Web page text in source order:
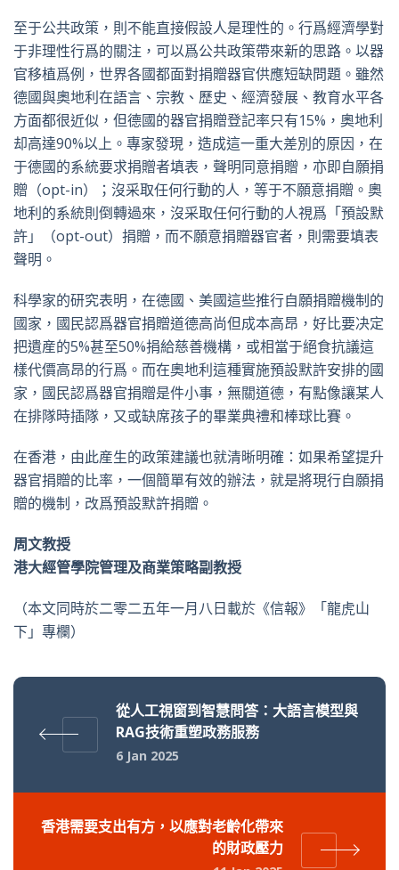
至于公共政策，則不能直接假設人是理性的。行爲經濟學對
于非理性行爲的關注，可以爲公共政策帶來新的思路。以器
官移植爲例，世界各國都面對捐贈器官供應短缺問題。雖然
德國與奧地利在語言、宗教、歷史、經濟發展、教育水平各
方面都很近似，但德國的器官捐贈登記率只有15%，奧地利
却高達90%以上。專家發現，造成這一重大差別的原因，在
于德國的系統要求捐贈者填表，聲明同意捐贈，亦即自願捐
贈（opt-in）；沒采取任何行動的人，等于不願意捐贈。奧
地利的系統則倒轉過來，沒采取任何行動的人視爲「預設默
許」（opt-out）捐贈，而不願意捐贈器官者，則需要填表
聲明。
科學家的研究表明，在德國、美國這些推行自願捐贈機制的
國家，國民認爲器官捐贈道德高尚但成本高昂，好比要决定
把遺産的5%甚至50%捐給慈善機構，或相當于絕食抗議這
樣代價高昂的行爲。而在奧地利這種實施預設默許安排的國
家，國民認爲器官捐贈是件小事，無關道德，有點像讓某人
在排隊時插隊，又或缺席孩子的畢業典禮和棒球比賽。
在香港，由此産生的政策建議也就清晰明確：如果希望提升
器官捐贈的比率，一個簡單有效的辦法，就是將現行自願捐
贈的機制，改爲預設默許捐贈。
周文教授
港大經管學院管理及商業策略副教授
（本文同時於二零二五年一月八日載於《信報》「龍虎山
下」專欄）
從人工視窗到智慧問答：大語言模型與
RAG技術重塑政務服務
6 Jan 2025
香港需要支出有方，以應對老齡化帶來
的財政壓力